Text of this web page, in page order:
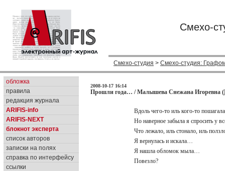
Смехо-
Смехо-студия > Смехо-студия:
обложка
правила
редакция журнала
ARIFIS-info
ARIFIS-NEXT
блокнот эксперта
список авторов
записки на полях
справка по интерфейсу
ссылки
2008-10-17 16:14
Прошли года… / Малышева Снежана Игоревна (
Вдоль чего-то иль кого-то
Но наверное забыла я спросить у
Что лежало, иль стонало, иль
Я вернулась и искала…
Я нашла обломок мыла…
Повезло?